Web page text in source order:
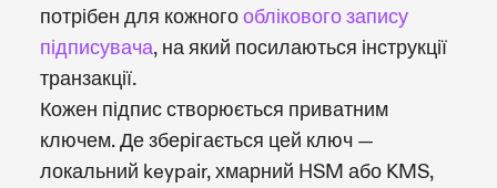
потрібен для кожногооблікового запису
підписувача, на який посилаються інструкції
транзакції.
Кожен підпис створюється приватним
ключем. Де зберігається цей ключ —
локальний keypair, хмарний HSM або KMS,